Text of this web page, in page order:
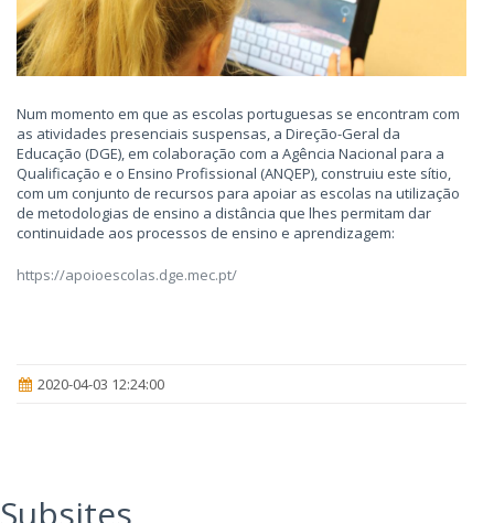
Num momento em que as escolas portuguesas se encontram com
as atividades presenciais suspensas, a Direção-Geral da
Educação (DGE), em colaboração com a Agência Nacional para a
Qualificação e o Ensino Profissional (ANQEP), construiu este sítio,
com um conjunto de recursos para apoiar as escolas na utilização
de metodologias de ensino a distância que lhes permitam dar
continuidade aos processos de ensino e aprendizagem:
https://apoioescolas.dge.mec.pt/
2020-04-03 12:24:00